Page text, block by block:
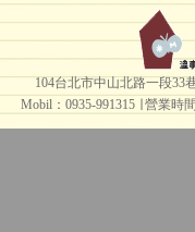
104台北市中山北路一段33
Mobil：0935-991315 ∣
營業時